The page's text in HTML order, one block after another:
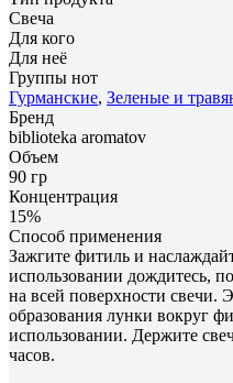
Свеча
Для кого
Для неё
Группы нот
Гурманские, Зеленые и
Бренд
biblioteka aromatov
Объем
90 гр
Концентрация
15%
Способ применения
Зажгите фитиль и
использовании дождитесь,
на всей поверхности свечи.
образования лунки вокруг
использовании. Держите
часов.